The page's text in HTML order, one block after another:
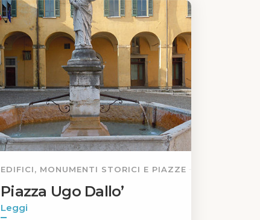
EDIFICI, MONUMENTI STORICI E PIAZZE
Piazza Ugo Dallo’
Leggi